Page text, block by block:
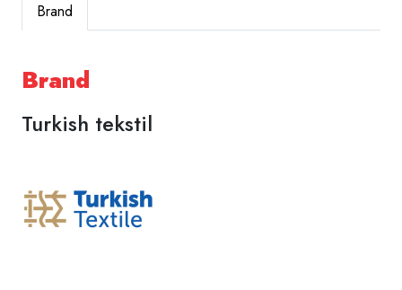
Brand
Brand
Turkish tekstil